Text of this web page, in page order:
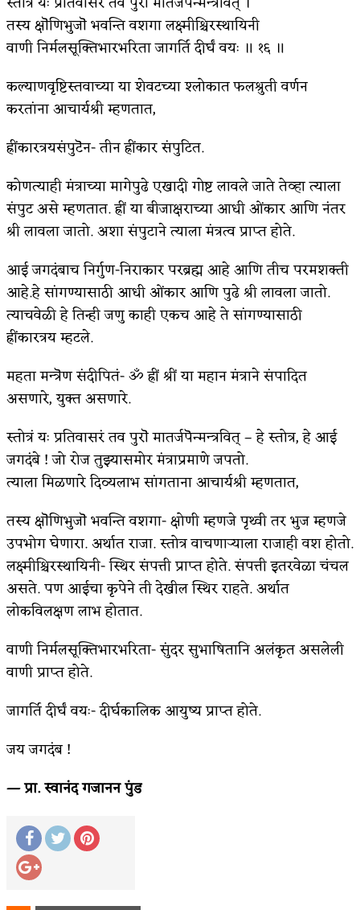
किती घोषणांचा पाऊस होता
कसं हुईन तं हू माय…
काळजाचे प्रेत
आदिवासींचा डॉक्टर, समाजसेवेचा ध्यास : डॉ. राहुल
जोशी
डेंग्यू: ताप उतरला म्हणजे धोका टळला असे नाही!
सुवर्ण – झळाळी
‘अर्थ’पूर्ण हास्य
अपूर्ण कथा
तस्य क्षॊणिभुजॊ भवन्ति वशगा लक्ष्मीश्चिरस्थायिनी
वाणी निर्मलसूक्तिभारभरिता जागर्ति दीर्घं वयः ॥ १६ ॥
कल्याणवृष्टिस्तवाच्या या शेवटच्या श्लोकात फलश्रुती वर्णन
करतांना आचार्यश्री म्हणतात,
ह्रींकारत्रयसंपुटॆन- तीन ह्रींकार संपुटित.
कोणत्याही मंत्राच्या मागेपुढे एखादी गोष्ट लावले जाते तेव्हा त्याला
संपुट असे म्हणतात. ह्रीं या बीजाक्षराच्या आधी ओंकार आणि नंतर
श्री लावला जातो. अशा संपुटाने त्याला मंत्रत्व प्राप्त होते.
आई जगदंबाच निर्गुण-निराकार परब्रह्म आहे आणि तीच परमशक्ती
आहे.हे सांगण्यासाठी आधी ओंकार आणि पुढे श्री लावला जातो.
त्याचवेळी हे तिन्ही जणु काही एकच आहे ते सांगण्यासाठी
ह्रींकारत्रय म्हटले.
महता मन्त्रॆण संदीपितं- ॐ ह्रीं श्रीं या महान मंत्राने संपादित
असणारे, युक्त असणारे.
स्तोत्रं यः प्रतिवासरं तव पुरॊ मातर्जपॆन्मन्त्रवित् – हे स्तोत्र, हे आई
जगदंबे ! जो रोज तुझ्यासमोर मंत्राप्रमाणे जपतो.
त्याला मिळणारे दिव्यलाभ सांगताना आचार्यश्री म्हणतात,
तस्य क्षॊणिभुजॊ भवन्ति वशगा- क्षोणी म्हणजे पृथ्वी तर भुज म्हणजे
उपभोग घेणारा. अर्थात राजा. स्तोत्र वाचणाऱ्याला राजाही वश होतो.
लक्ष्मीश्चिरस्थायिनी- स्थिर संपत्ती प्राप्त होते. संपत्ती इतरवेळा चंचल
असते. पण आईचा कृपेने ती देखील स्थिर राहते. अर्थात
लोकविलक्षण लाभ होतात.
वाणी निर्मलसूक्तिभारभरिता- सुंदर सुभाषितानि अलंकृत असलेली
वाणी प्राप्त होते.
जागर्ति दीर्घं वयः- दीर्घकालिक आयुष्य प्राप्त होते.
जय जगदंब !
— प्रा. स्वानंद गजानन पुंड